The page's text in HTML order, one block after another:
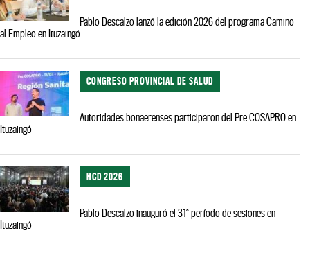
Pablo Descalzo lanzó la edición 2026 del programa Camino
al Empleo en Ituzaingó
CONGRESO PROVINCIAL DE SALUD
Autoridades bonaerenses participaron del Pre COSAPRO en
Ituzaingó
HCD 2026
Pablo Descalzo inauguró el 31° período de sesiones en
Ituzaingó